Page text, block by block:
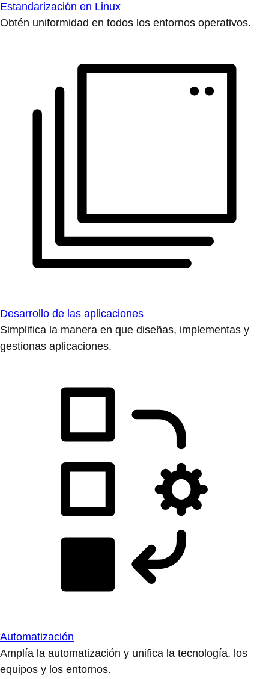
Estandarización en Linux
Obtén uniformidad en todos los entornos operativos.
Desarrollo de las aplicaciones
Simplifica la manera en que diseñas, implementas y
gestionas aplicaciones.
Automatización
Amplía la automatización y unifica la tecnología, los
equipos y los entornos.